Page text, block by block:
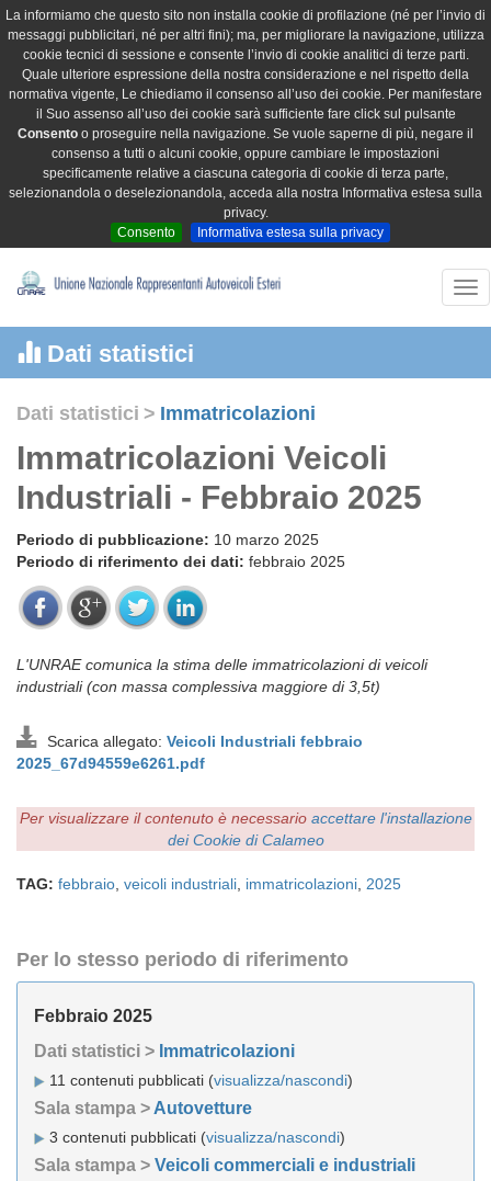
La informiamo che questo sito non installa cookie di profilazione (né per l’invio di
messaggi pubblicitari, né per altri fini); ma, per migliorare la navigazione, utilizza
cookie tecnici di sessione e consente l’invio di cookie analitici di terze parti.
Quale ulteriore espressione della nostra considerazione e nel rispetto della
normativa vigente, Le chiediamo il consenso all’uso dei cookie. Per manifestare
il Suo assenso all’uso dei cookie sarà sufficiente fare click sul pulsante
Consento o proseguire nella navigazione. Se vuole saperne di più, negare il
consenso a tutti o alcuni cookie, oppure cambiare le impostazioni
specificamente relative a ciascuna categoria di cookie di terza parte,
selezionandola o deselezionandola, acceda alla nostra Informativa estesa sulla
privacy.
Consento
Informativa estesa sulla privacy
Dati statistici
Dati statistici > Immatricolazioni
Immatricolazioni Veicoli
Industriali - Febbraio 2025
Periodo di pubblicazione: 10 marzo 2025
Periodo di riferimento dei dati: febbraio 2025
L'UNRAE comunica la stima delle immatricolazioni di veicoli
industriali (con massa complessiva maggiore di 3,5t)
Scarica allegato: Veicoli Industriali febbraio
2025_67d94559e6261.pdf
Per visualizzare il contenuto è necessario accettare l'installazione
dei Cookie di Calameo
TAG: febbraio veicoli industriali immatricolazioni 2025
Per lo stesso periodo di riferimento
Febbraio 2025
Dati statistici > Immatricolazioni
11 contenuti pubblicati (visualizza/nascondi)
Sala stampa > Autovetture
3 contenuti pubblicati (visualizza/nascondi)
Sala stampa > Veicoli commerciali e industriali